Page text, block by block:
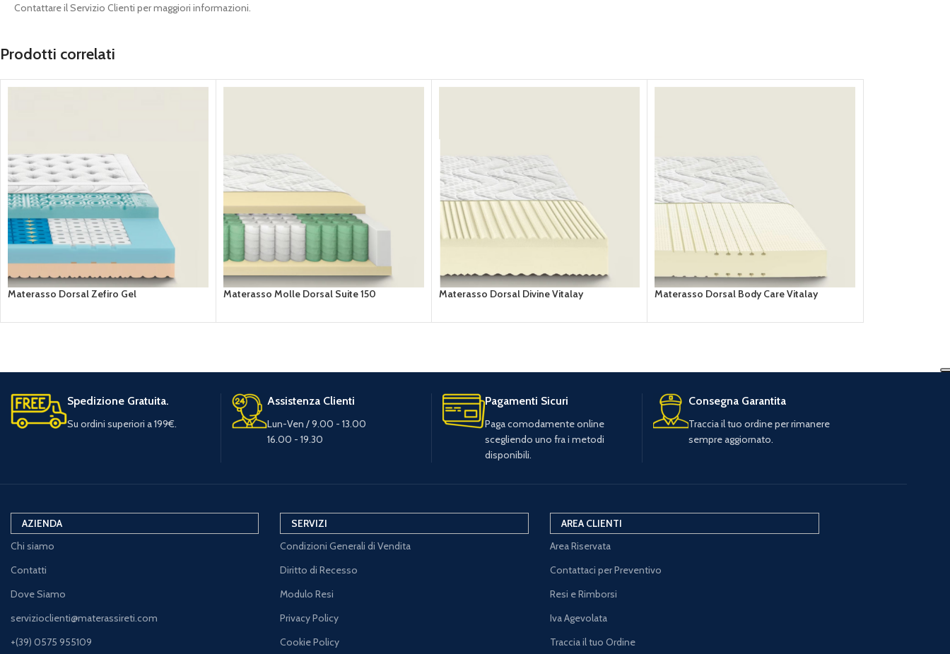
Contattare il Servizio Clienti per maggiori informazioni.
Prodotti correlati
Materasso Dorsal Zefiro Gel Materasso Molle Dorsal Suite 150 Materasso Dorsal Divine Vitalay Materasso Dorsal Body Care Vitalay
Spedizione Gratuita.
Su ordini superiori a 199€.
Assistenza Clienti
Lun-Ven / 9.00 - 13.00
16.00 - 19.30
Pagamenti Sicuri
Paga comodamente online
scegliendo uno fra i metodi
disponibili.
Consegna Garantita
Traccia il tuo ordine per rimanere
sempre aggiornato.
AZIENDA
Chi siamo
Contatti
Dove Siamo
servizioclienti@materassireti.com
+(39) 0575 955109
SERVIZI
Condizioni Generali di Vendita
Diritto di Recesso
Modulo Resi
Privacy Policy
Cookie Policy
AREA CLIENTI
Area Riservata
Contattaci per Preventivo
Resi e Rimborsi
Iva Agevolata
Traccia il tuo Ordine